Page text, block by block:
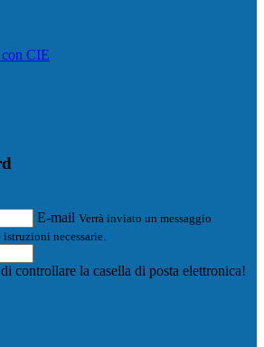
CIE
E-mail Verrà inviato un messaggio
necessarie.
controllare la casella di posta elettronica!